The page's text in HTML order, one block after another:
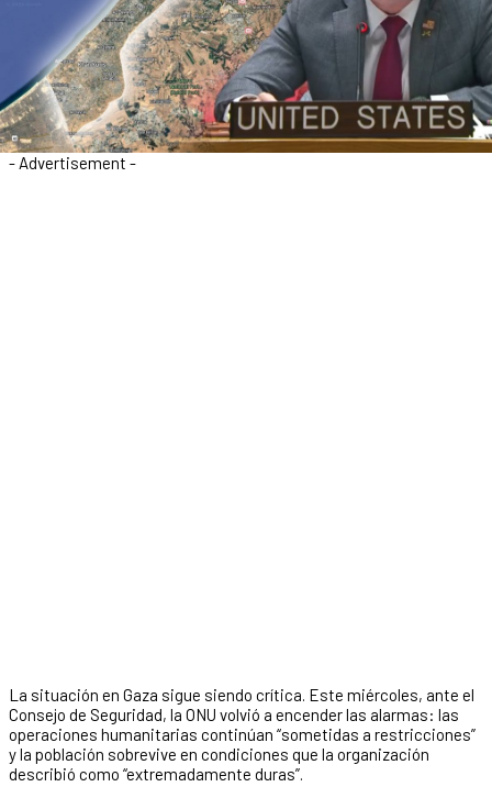
- Advertisement -
La situación en Gaza sigue siendo crítica. Este miércoles, ante el
Consejo de Seguridad, la ONU volvió a encender las alarmas: las
operaciones humanitarias continúan “sometidas a restricciones”
y la población sobrevive en condiciones que la organización
describió como “extremadamente duras”.